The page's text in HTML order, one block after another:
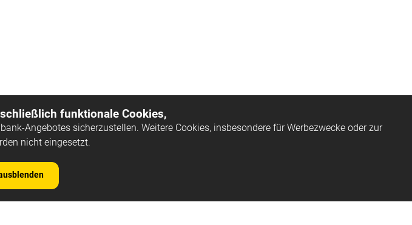
funktionale Cookies,
Angebotes sicherzustellen. Weitere Cookies, insbesondere für Werbezwecke oder zur
nicht eingesetzt.